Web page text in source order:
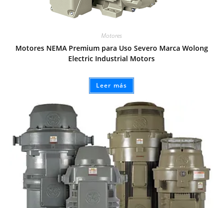
Motores
Motores NEMA Premium para Uso Severo Marca Wolong
Electric Industrial Motors
Leer más